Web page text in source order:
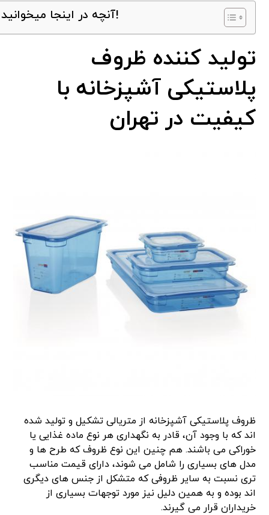
آنچه در اینجا میخوانید!
تولید کننده ظروف
پلاستیکی آشپزخانه با
کیفیت در تهران
ظروف پلاستیکی آشپزخانه از متریالی تشکیل و تولید شده
اند که با وجود آن، قادر به نگهداری هر نوع ماده غذایی یا
خوراکی می باشند. هم چنین این نوع ظروف که طرح ها و
مدل های بسیاری را شامل می شوند، دارای قیمت مناسب
تری نسبت به سایر ظروفی که متشکل از جنس های دیگری
اند بوده و به همین دلیل نیز مورد توجهات بسیاری از
خریداران قرار می گیرند.